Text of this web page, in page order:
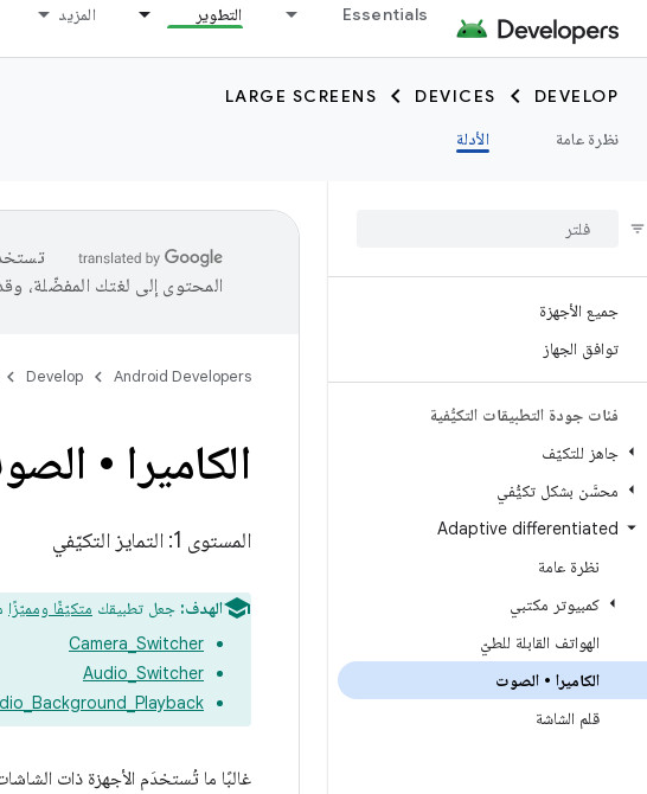
Essentials التطوير المزيد
DEVELOP
DEVICES
LARGE SCREENS
نظرة عامة
الأدلة
جميع الأجهزة
توافق الجهاز
فئات جودة التطبيقات التكيُّفية
جاهز للتكيّف
محسَّن بشكل تكيُّفي
Adaptive differentiated
نظرة عامة
كمبيوتر مكتبي
الهواتف القابلة للطيّ
الكاميرا • الصوت
قلم الشاشة
المحتوى إلى لغتك المفضّلة،
Android Developers
Develop
الكاميرا •
المستوى 1: التمايز التكيّفي
الهدف: جعل تطبيقك متكيّفًا ومميّزًا
Camera_Switcher
Audio_Switcher
غالبًا ما تُستخدَم الأجهزة ذات